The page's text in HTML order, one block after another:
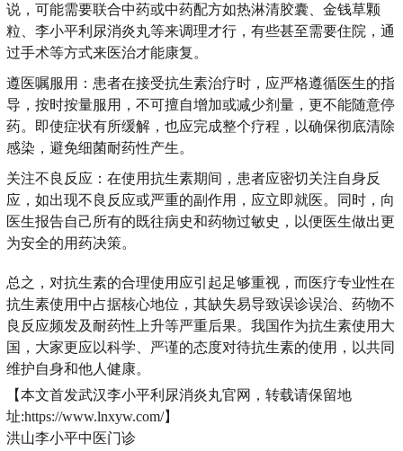
说，可能需要联合中药或中药配方如热淋清胶囊、金钱草颗
粒、李小平利尿消炎丸等来调理才行，有些甚至需要住院，通
过手术等方式来医治才能康复。
遵医嘱服用：患者在接受抗生素治疗时，应严格遵循医生的指
导，按时按量服用，不可擅自增加或减少剂量，更不能随意停
药。即使症状有所缓解，也应完成整个疗程，以确保彻底清除
感染，避免细菌耐药性产生。
关注不良反应：在使用抗生素期间，患者应密切关注自身反
应，如出现不良反应或严重的副作用，应立即就医。同时，向
医生报告自己所有的既往病史和药物过敏史，以便医生做出更
为安全的用药决策。
总之，对抗生素的合理使用应引起足够重视，而医疗专业性在
抗生素使用中占据核心地位，其缺失易导致误诊误治、药物不
良反应频发及耐药性上升等严重后果。我国作为抗生素使用大
国，大家更应以科学、严谨的态度对待抗生素的使用，以共同
维护自身和他人健康。
【本文首发武汉李小平利尿消炎丸官网，转载请保留地
址:https://www.lnxyw.com/】
洪山李小平中医门诊